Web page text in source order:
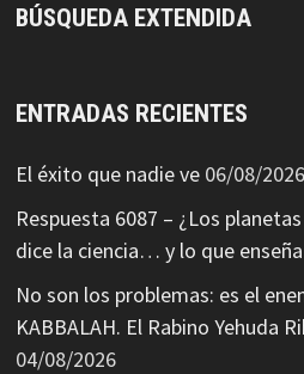
BÚSQUEDA EXTENDIDA
ENTRADAS RECIENTES
El éxito que nadie ve 06/08/2026
Respuesta 6087 – ¿Los
dice la ciencia… y lo que
No son los problemas: es el
KABBALAH. El Rabino Yehuda
04/08/2026